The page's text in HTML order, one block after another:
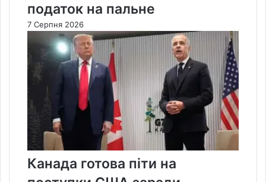
податок на пальне
7 Серпня 2026
Канада готова піти на